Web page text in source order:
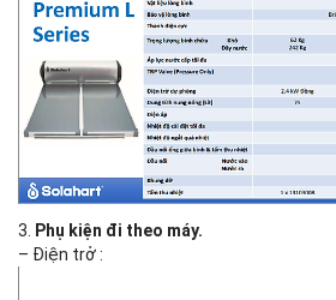
3. Phụ kiện đi theo máy.
– Điện trở :